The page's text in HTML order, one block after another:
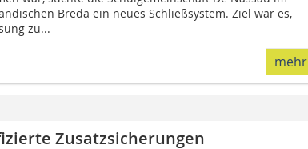
Breda ein neues Schließsystem. Ziel war es,
zu...
mehr
Zusatzsicherungen